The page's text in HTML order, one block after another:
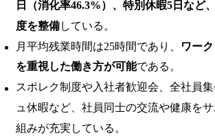
日（消化率46.3%）、特別休暇5日など
度を整備している。 ​
月平均残業時間は25時間であり、
ワー
を重視した働き方が可能である。 ​
スポレク制度や入社者歓迎会、全社員
ュ休暇など、社員同士の交流や健康を
組みが充実している。